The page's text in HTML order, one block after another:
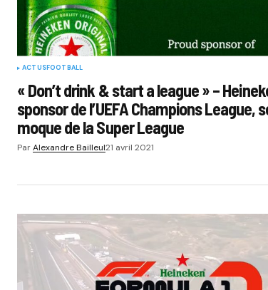
ACTUSFOOTBALL
« Don’t drink & start a league » –
sponsor de l’UEFA Champions League,
moque de la Super League
ParAlexandre Bailleul21 avril 2021